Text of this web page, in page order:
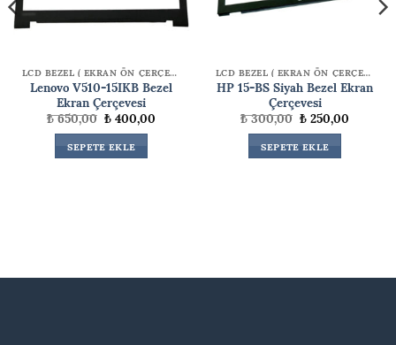
LCD BEZEL ( EKRAN ÖN ÇERÇEVE )
Lenovo V510-15IKB Bezel
Ekran Çerçevesi
₺650,00Orijinal
fiyat:
₺ 650,00.
₺400,00
SEPETE EKLE
LCD BEZEL ( EKRAN ÖN ÇERÇEVE )
HP 15-BS Siyah Bezel Ekran
Çerçevesi
₺300,00Orijinal
fiyat:
₺ 300,00.
₺250,00
SEPETE EKLE